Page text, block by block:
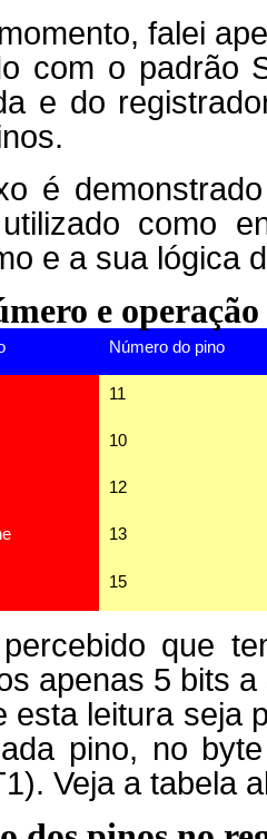
falei
com o padrão
e do
é
como
e a sua lógica
e
Número do pino
11
10
12
13
15
que
apenas 5 bits
esta leitura seja
pino, no
Veja a tabela